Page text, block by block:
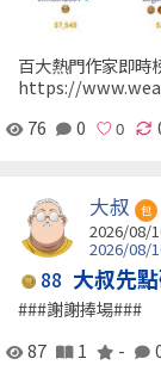
百大熱門作家即時
https://
76
0
大叔 包
2026/08/
2026/08/
88 大叔先
###謝謝捧場###
87
1 -